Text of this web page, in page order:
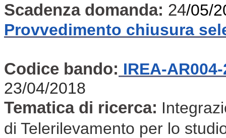
Scadenza domanda: 24/05/
Provvedimento chiusura
Codice bando: IREA-
23/04/2018
Tematica di ricerca:
di Telerilevamento per lo